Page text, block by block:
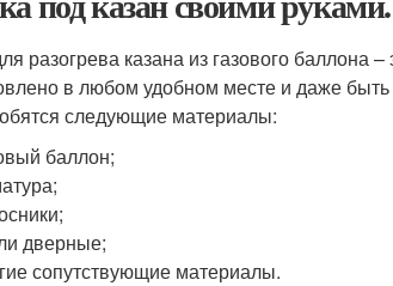
разогрева казана из газового баллона
в любом удобном месте и даже
следующие материалы:
баллон;
дверные;
сопутствующие материалы.